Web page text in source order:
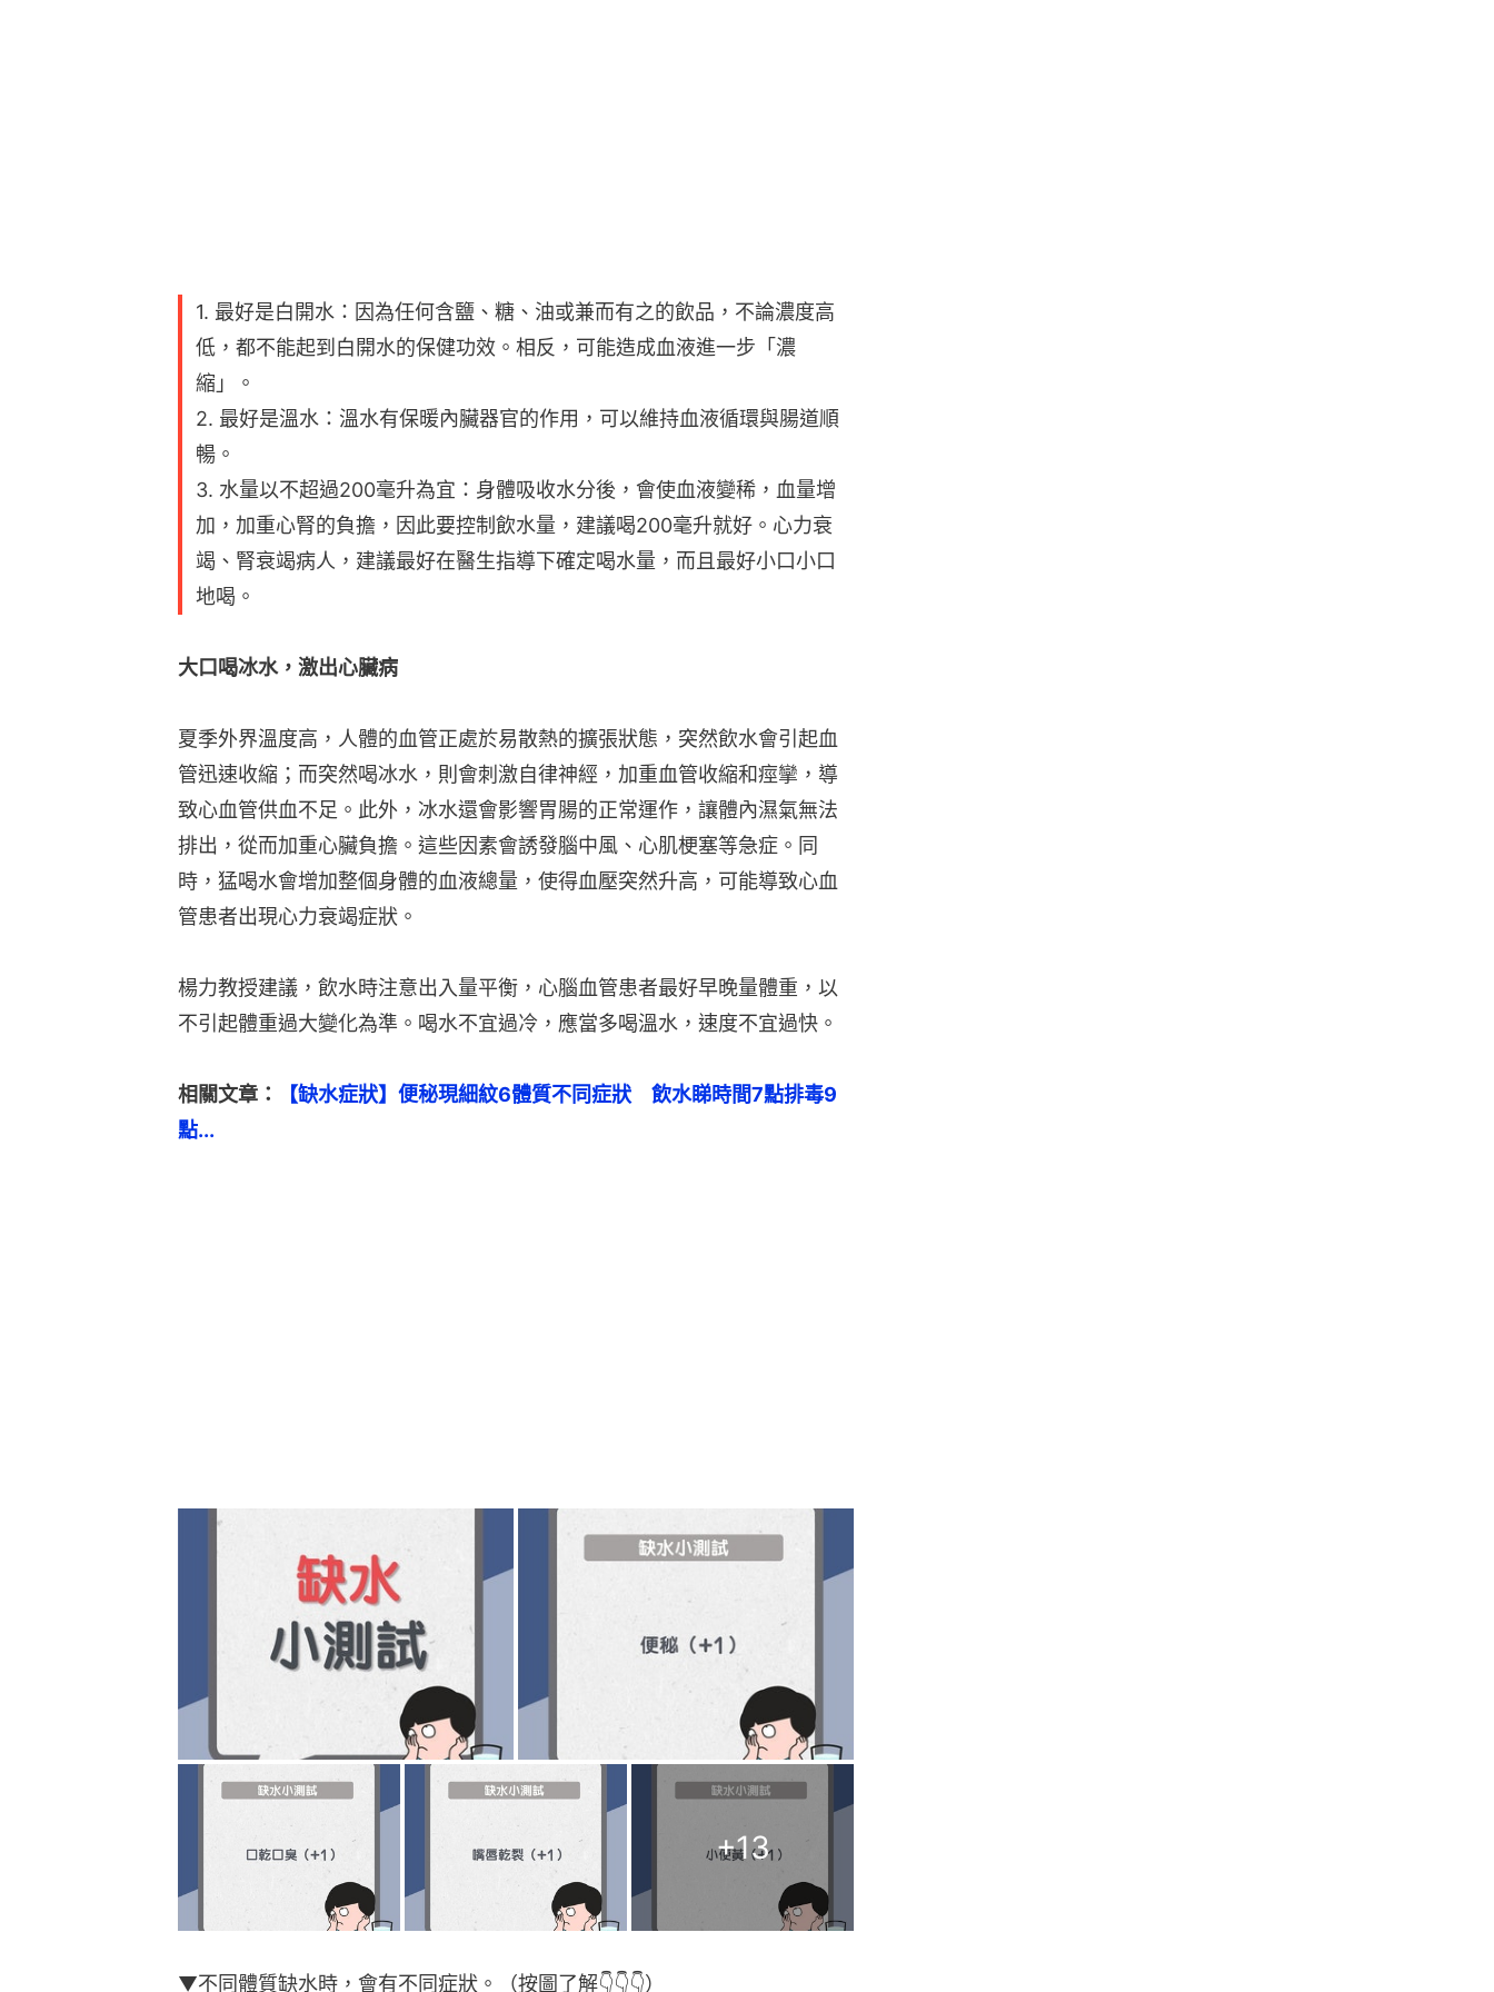
1. 最好是白開水：因為任何含鹽、糖、油或兼而有之的飲品，不論濃度高
低，都不能起到白開水的保健功效。相反，可能造成血液進一步「濃
縮」。
2. 最好是溫水：溫水有保暖內臟器官的作用，可以維持血液循環與腸道順
暢。
3. 水量以不超過200毫升為宜：身體吸收水分後，會使血液變稀，血量增
加，加重心腎的負擔，因此要控制飲水量，建議喝200毫升就好。心力衰
竭、腎衰竭病人，建議最好在醫生指導下確定喝水量，而且最好小口小口
地喝。
大口喝冰水，激出心臟病
夏季外界溫度高，人體的血管正處於易散熱的擴張狀態，突然飲水會引起血
管迅速收縮；而突然喝冰水，則會刺激自律神經，加重血管收縮和痙攣，導
致心血管供血不足。此外，冰水還會影響胃腸的正常運作，讓體內濕氣無法
排出，從而加重心臟負擔。這些因素會誘發腦中風、心肌梗塞等急症。同
時，猛喝水會增加整個身體的血液總量，使得血壓突然升高，可能導致心血
管患者出現心力衰竭症狀。
楊力教授建議，飲水時注意出入量平衡，心腦血管患者最好早晚量體重，以
不引起體重過大變化為準。喝水不宜過冷，應當多喝溫水，速度不宜過快。
相關文章：
【缺水症狀】便秘現細紋6體質不同症狀　飲水睇時間7點排毒9
點...
+13
▼不同體質缺水時，會有不同症狀。（按圖了解👇👇👇）